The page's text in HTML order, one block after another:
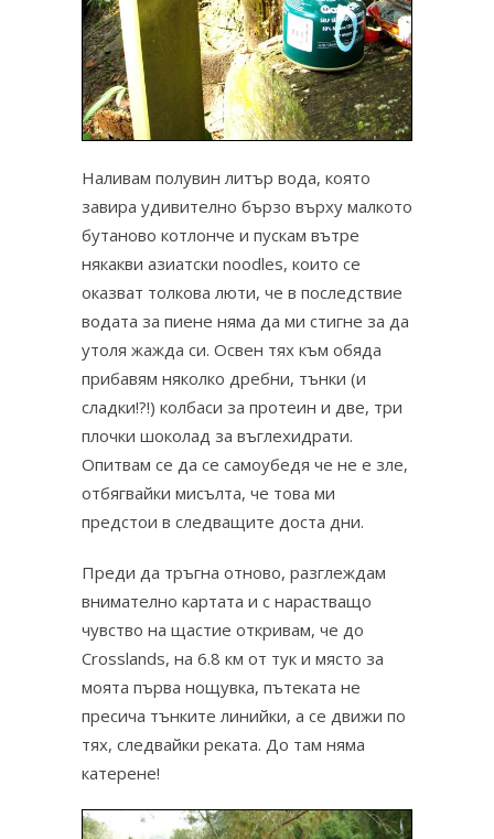
Наливам полувин литър вода, която
завира удивително бързо върху малкото
бутаново котлонче и пускам вътре
някакви азиатски noodles, които се
оказват толкова люти, че в последствие
водата за пиене няма да ми стигне за да
утоля жажда си. Освен тях към обяда
прибавям няколко дребни, тънки (и
сладки!?!) колбаси за протеин и две, три
плочки шоколад за въглехидрати.
Опитвам се да се самоубедя че не е зле,
отбягвайки мисълта, че това ми
предстои в следващите доста дни.
Преди да тръгна отново, разглеждам
внимателно картата и с нарастващо
чувство на щастие откривам, че до
Crosslands, на 6.8 км от тук и място за
моята първа нощувка, пътеката не
пресича тънките линийки, а се движи по
тях, следвайки реката. До там няма
катерене!